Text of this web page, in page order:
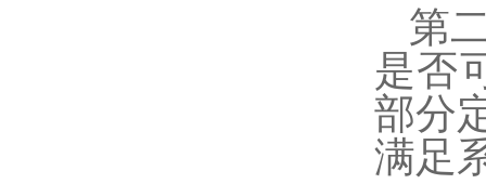
第
是否
部分
满足